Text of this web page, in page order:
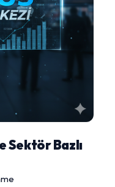
Sektör Bazlı